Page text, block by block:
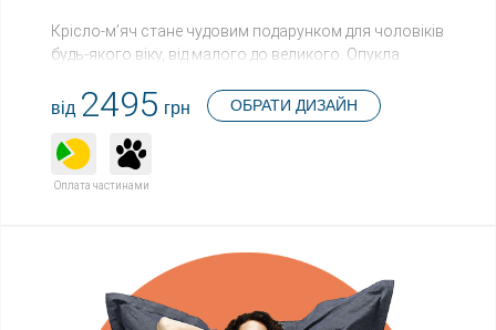
Крісло-м’яч стане чудовим подарунком для чоловіків
будь-якого віку, від малого до великого. Опукла
рівномірно займає весь м’яч, забезпечуючи ідеальну
ОБРАТИ ДИЗАЙН
від 2495 грн
Оплата частинами